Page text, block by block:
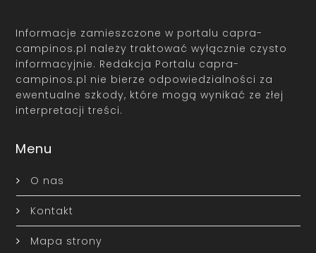
Informacje zamieszczone w portalu capra-
campinos.pl należy traktować wyłącznie czysto
informacyjnie. Redakcja Portalu capra-
campinos.pl nie bierze odpowiedzialności za
ewentualne szkody, które mogą wynikać ze złej
interpretacji treści.
Menu
O nas
Kontakt
Mapa strony